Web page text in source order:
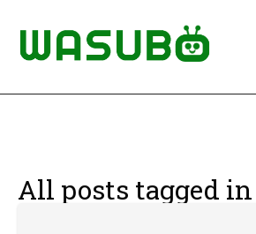
All posts tagged